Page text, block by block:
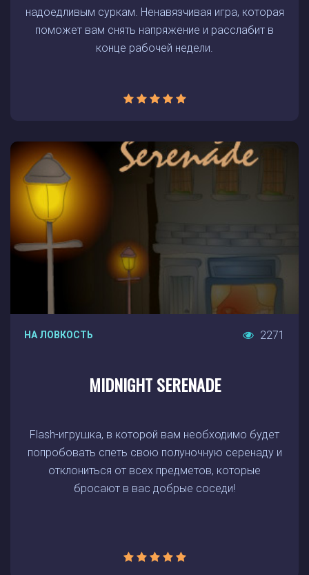
надоедливым суркам. Ненавязчивая игра, которая
поможет вам снять напряжение и расслабит в
конце рабочей недели.
НА ЛОВКОСТЬ 2271
MIDNIGHT SERENADE
Flash-игрушка, в которой вам необходимо будет
попробовать спеть свою полуночную серенаду и
отклониться от всех предметов, которые
бросают в вас добрые соседи!